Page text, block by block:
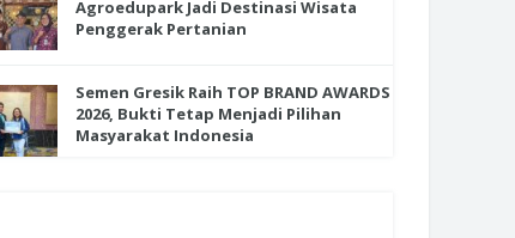
Agroedupark Jadi Destinasi Wisata
Penggerak Pertanian
Semen Gresik Raih TOP BRAND AWARDS
2026, Bukti Tetap Menjadi Pilihan
Masyarakat Indonesia